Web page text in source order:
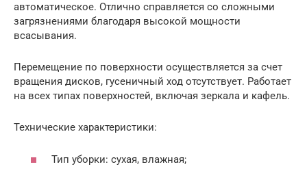
автоматическое. Отлично справляется со сложными
загрязнениями благодаря высокой мощности
всасывания.
Перемещение по поверхности осуществляется за счет
вращения дисков, гусеничный ход отсутствует. Работает
на всех типах поверхностей, включая зеркала и кафель.
Технические характеристики:
Тип уборки: сухая, влажная;